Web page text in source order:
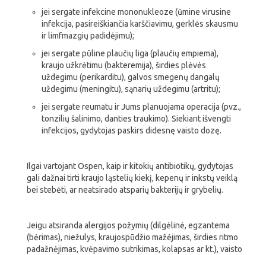
jei sergate infekcine mononukleoze (ūmine virusine
infekcija, pasireiškiančia karščiavimu, gerklės skausmu
ir limfmazgių padidėjimu);
jei sergate pūline plaučių liga (plaučių empiema),
kraujo užkrėtimu (bakteremija), širdies plėvės
uždegimu (perikarditu), galvos smegenų dangalų
uždegimu (meningitu), sąnarių uždegimu (artritu);
jei sergate reumatu ir Jums planuojama operacija (pvz.,
tonzilių šalinimo, danties traukimo). Siekiant išvengti
infekcijos, gydytojas paskirs didesnę vaisto dozę.
Ilgai vartojant Ospen, kaip ir kitokių antibiotikų, gydytojas
gali dažnai tirti kraujo ląstelių kiekį, kepenų ir inkstų veiklą
bei stebėti, ar neatsirado atsparių bakterijų ir grybelių.
Jeigu atsiranda alergijos požymių (dilgėlinė, egzantema
(bėrimas), niežulys, kraujospūdžio mažėjimas, širdies ritmo
padažnėjimas, kvėpavimo sutrikimas, kolapsas ar kt.), vaisto